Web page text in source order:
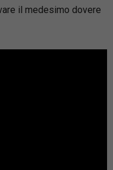
il medesimo dovere